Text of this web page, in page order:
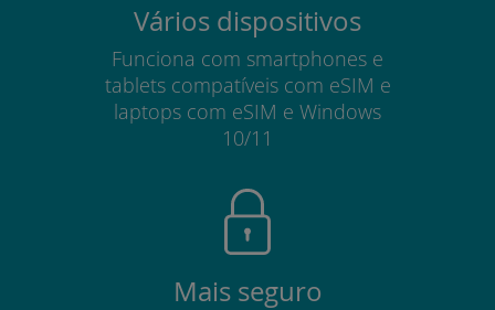
Vários dispositivos
Funciona com smartphones e
tablets compatíveis com eSIM e
laptops com eSIM e Windows
10/11
Mais seguro